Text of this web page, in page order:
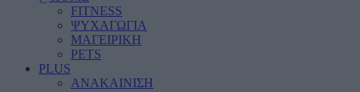
FITNESS
ΨΥΧΑΓΩΓΙΑ
ΜΑΓΕΙΡΙΚΗ
PETS
PLUS
ΑΝΑΚΑΙΝΙΣΗ